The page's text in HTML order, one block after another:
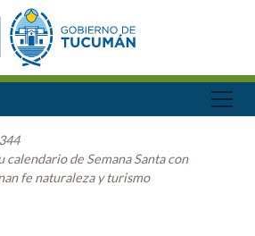
calendario de Semana Santa con
fe naturaleza y turismo